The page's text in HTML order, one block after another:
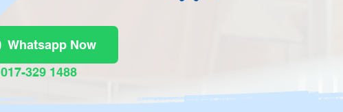
Whatsapp Now
017-329 1488